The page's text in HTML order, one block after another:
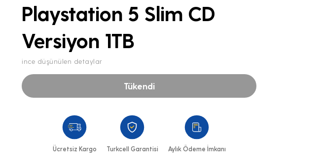
Playstation 5 Slim CD
Versiyon 1TB
ince düşünülen detaylar
Tükendi
Ücretsiz Kargo Turkcell Garantisi Aylık Ödeme İmkanı